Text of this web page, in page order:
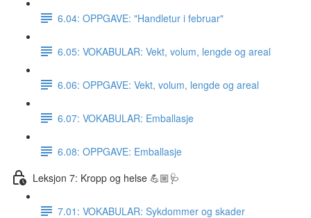
6.04: OPPGAVE: "Handletur i februar"
6.05: VOKABULAR: Vekt, volum, lengde og areal
6.06: OPPGAVE: Vekt, volum, lengde og areal
6.07: VOKABULAR: Emballasje
6.08: OPPGAVE: Emballasje
Leksjon 7: Kropp og helse 💪🏼🩺
7.01: VOKABULAR: Sykdommer og skader